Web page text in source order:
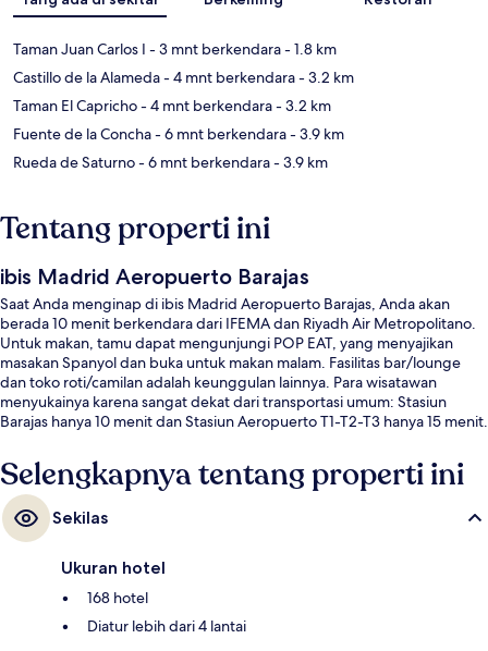
Taman Juan Carlos I - 3 mnt berkendara- 1.8 km
Castillo de la Alameda- 4 mnt berkendara- 3.2 km
Taman El Capricho- 4 mnt berkendara- 3.2 km
Fuente de la Concha- 6 mnt berkendara- 3.9 km
Rueda de Saturno- 6 mnt berkendara- 3.9 km
Tentang properti ini
ibis Madrid Aeropuerto Barajas
Saat Anda menginap di ibis Madrid Aeropuerto Barajas, Anda akan
berada 10 menit berkendara dari IFEMA dan Riyadh Air Metropolitano.
Untuk makan, tamu dapat mengunjungi POP EAT, yang menyajikan
masakan Spanyol dan buka untuk makan malam. Fasilitas bar/lounge
dan toko roti/camilan adalah keunggulan lainnya. Para wisatawan
menyukainya karena sangat dekat dari transportasi umum: Stasiun
Barajas hanya 10 menit dan Stasiun Aeropuerto T1-T2-T3 hanya 15 menit.
Selengkapnya tentang properti ini
Sekilas
Ukuran hotel
168 hotel
Diatur lebih dari 4 lantai